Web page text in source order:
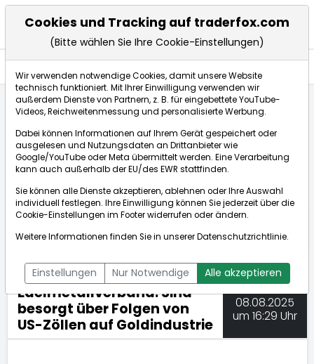
Edelmetallverband: Sind besorgt über Folgen von U...
dpa-AFX Compact
ÜBERSICHT DPA-AFX PROFEED
DPA-AFX COMPACT
NEWSBOT
Edelmetallverband: Sind
besorgt über Folgen von
US-Zöllen auf Goldindustrie
08.08.2025
um 16:29 Uhr
Cookies und Tracking auf traderfox.com
(Bitte wählen Sie Ihre Cookie-Einstellungen)
Wir verwenden notwendige Cookies, damit unsere Website
technisch funktioniert. Mit Ihrer Einwilligung verwenden wir
außerdem Dienste von Partnern, z. B. für eingebettete YouTube-
Videos, Reichweitenmessung und personalisierte Werbung.
Dabei können Informationen auf Ihrem Gerät gespeichert oder
ausgelesen und Nutzungsdaten an Drittanbieter wie
Google/YouTube oder Meta übermittelt werden. Eine Verarbeitung
kann auch außerhalb der EU/des EWR stattfinden.
Sie können alle Dienste akzeptieren, ablehnen oder Ihre Auswahl
individuell festlegen. Ihre Einwilligung können Sie jederzeit über die
Cookie-Einstellungen im Footer widerrufen oder ändern.
Weitere Informationen finden Sie in unsererDatenschutzrichtlinie.
Einstellungen Nur Notwendige Alle akzeptieren